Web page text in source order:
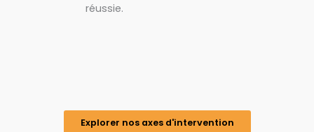
réussie.
Explorer nos axes d'intervention